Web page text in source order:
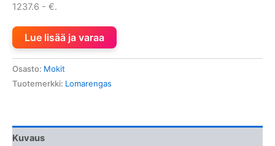
1237.6 - €.
Lue lisää ja varaa
Osasto: Mokit
Tuotemerkki: Lomarengas
Kuvaus